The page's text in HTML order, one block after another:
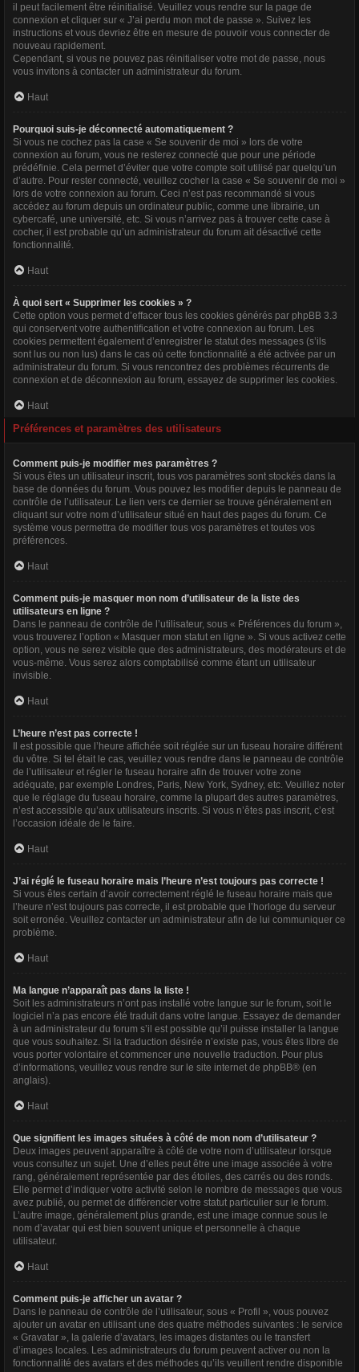
il peut facilement être réinitialisé. Veuillez vous rendre sur la page de
connexion et cliquer sur « J’ai perdu mon mot de passe ». Suivez les
instructions et vous devriez être en mesure de pouvoir vous connecter de
nouveau rapidement.
Cependant, si vous ne pouvez pas réinitialiser votre mot de passe, nous
vous invitons à contacter un administrateur du forum.
Haut
Pourquoi suis-je déconnecté automatiquement ?
Si vous ne cochez pas la case « Se souvenir de moi » lors de votre
connexion au forum, vous ne resterez connecté que pour une période
prédéfinie. Cela permet d’éviter que votre compte soit utilisé par quelqu’un
d’autre. Pour rester connecté, veuillez cocher la case « Se souvenir de moi »
lors de votre connexion au forum. Ceci n’est pas recommandé si vous
accédez au forum depuis un ordinateur public, comme une librairie, un
cybercafé, une université, etc. Si vous n’arrivez pas à trouver cette case à
cocher, il est probable qu’un administrateur du forum ait désactivé cette
fonctionnalité.
Haut
À quoi sert « Supprimer les cookies » ?
Cette option vous permet d’effacer tous les cookies générés par phpBB 3.3
qui conservent votre authentification et votre connexion au forum. Les
cookies permettent également d’enregistrer le statut des messages (s’ils
sont lus ou non lus) dans le cas où cette fonctionnalité a été activée par un
administrateur du forum. Si vous rencontrez des problèmes récurrents de
connexion et de déconnexion au forum, essayez de supprimer les cookies.
Haut
Préférences et paramètres des utilisateurs
Comment puis-je modifier mes paramètres ?
Si vous êtes un utilisateur inscrit, tous vos paramètres sont stockés dans la
base de données du forum. Vous pouvez les modifier depuis le panneau de
contrôle de l’utilisateur. Le lien vers ce dernier se trouve généralement en
cliquant sur votre nom d’utilisateur situé en haut des pages du forum. Ce
système vous permettra de modifier tous vos paramètres et toutes vos
préférences.
Haut
Comment puis-je masquer mon nom d’utilisateur de la liste des
utilisateurs en ligne ?
Dans le panneau de contrôle de l’utilisateur, sous « Préférences du forum »,
vous trouverez l’option « Masquer mon statut en ligne ». Si vous activez cette
option, vous ne serez visible que des administrateurs, des modérateurs et de
vous-même. Vous serez alors comptabilisé comme étant un utilisateur
invisible.
Haut
L’heure n’est pas correcte !
Il est possible que l’heure affichée soit réglée sur un fuseau horaire différent
du vôtre. Si tel était le cas, veuillez vous rendre dans le panneau de contrôle
de l’utilisateur et régler le fuseau horaire afin de trouver votre zone
adéquate, par exemple Londres, Paris, New York, Sydney, etc. Veuillez noter
que le réglage du fuseau horaire, comme la plupart des autres paramètres,
n’est accessible qu’aux utilisateurs inscrits. Si vous n’êtes pas inscrit, c’est
l’occasion idéale de le faire.
Haut
J’ai réglé le fuseau horaire mais l’heure n’est toujours pas correcte !
Si vous êtes certain d’avoir correctement réglé le fuseau horaire mais que
l’heure n’est toujours pas correcte, il est probable que l’horloge du serveur
soit erronée. Veuillez contacter un administrateur afin de lui communiquer ce
problème.
Haut
Ma langue n’apparaît pas dans la liste !
Soit les administrateurs n’ont pas installé votre langue sur le forum, soit le
logiciel n’a pas encore été traduit dans votre langue. Essayez de demander
à un administrateur du forum s’il est possible qu’il puisse installer la langue
que vous souhaitez. Si la traduction désirée n’existe pas, vous êtes libre de
vous porter volontaire et commencer une nouvelle traduction. Pour plus
d’informations, veuillez vous rendre sur le site internet de phpBB® (en
anglais).
Haut
Que signifient les images situées à côté de mon nom d’utilisateur ?
Deux images peuvent apparaître à côté de votre nom d’utilisateur lorsque
vous consultez un sujet. Une d’elles peut être une image associée à votre
rang, généralement représentée par des étoiles, des carrés ou des ronds.
Elle permet d’indiquer votre activité selon le nombre de messages que vous
avez publié, ou permet de différencier votre statut particulier sur le forum.
L’autre image, généralement plus grande, est une image connue sous le
nom d’avatar qui est bien souvent unique et personnelle à chaque
utilisateur.
Haut
Comment puis-je afficher un avatar ?
Dans le panneau de contrôle de l’utilisateur, sous « Profil », vous pouvez
ajouter un avatar en utilisant une des quatre méthodes suivantes : le service
« Gravatar », la galerie d’avatars, les images distantes ou le transfert
d’images locales. Les administrateurs du forum peuvent activer ou non la
fonctionnalité des avatars et des méthodes qu’ils veuillent rendre disponible